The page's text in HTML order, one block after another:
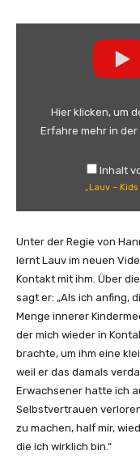
r
e
B
o
r
n
S
t
a
r
s
[
Hier klicken, um
Erfahre mehr in der
Inhalt
„Lauv –
Unter der Regie von
lernt Lauv im neuen
Kontakt mit ihm. Über
sagt er: „Als ich anfing,
Menge innerer
der mich wieder in
brachte, um ihm eine
weil er das damals
Erwachsener hatte ich
Selbstvertrauen
zu machen, half mir,
die ich wirklich bin.“